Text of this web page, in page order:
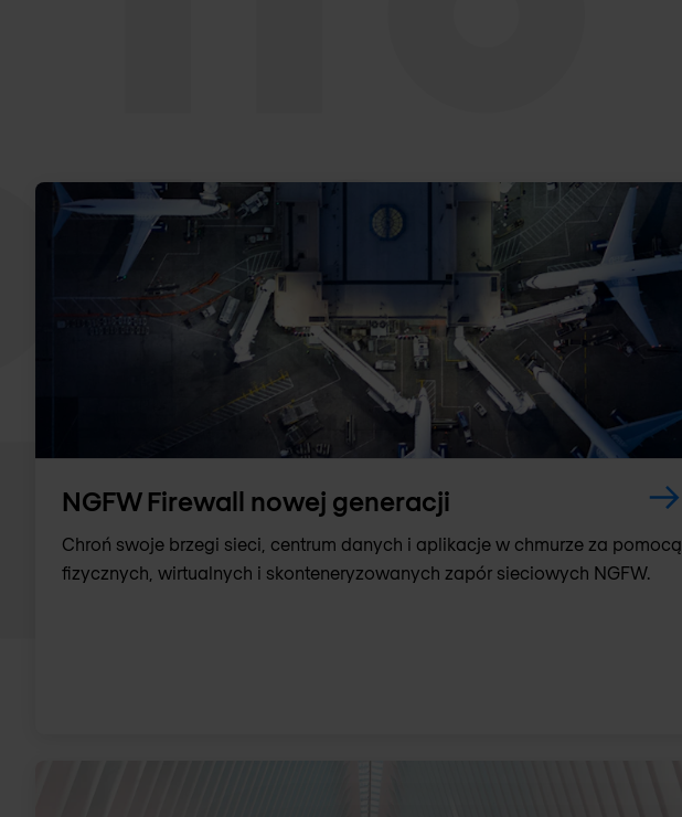
NGFW Firewall nowej generacji
Chroń swoje brzegi sieci, centrum danych i aplikacje w chmurze za pomocą
fizycznych, wirtualnych i skonteneryzowanych zapór sieciowych NGFW.